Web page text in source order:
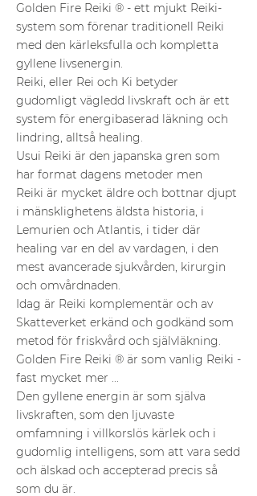
Golden Fire Reiki ® - ett mjukt Reiki-
system som förenar traditionell Reiki
med den kärleksfulla och kompletta
gyllene livsenergin.
Reiki, eller Rei och Ki betyder
gudomligt vägledd livskraft och är ett
system för energibaserad läkning och
lindring, alltså healing.
Usui Reiki är den japanska gren som
har format dagens metoder men
Reiki är mycket äldre och bottnar djupt
i mänsklighetens äldsta historia, i
Lemurien och Atlantis, i tider där
healing var en del av vardagen, i den
mest avancerade sjukvården, kirurgin
och omvårdnaden.
Idag är Reiki komplementär och av
Skatteverket erkänd och godkänd som
metod för friskvård och självläkning.
Golden Fire Reiki ® är som vanlig Reiki -
fast mycket mer ...
Den gyllene energin är som själva
livskraften, som den ljuvaste
omfamning i villkorslös kärlek och i
gudomlig intelligens, som att vara sedd
och älskad och accepterad precis så
som du är.